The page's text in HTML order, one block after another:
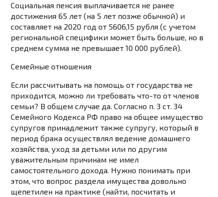
Социальная пенсия выплачивается не ранее
достижения 65 лет (на 5 лет позже обычной) и
составляет на 2020 год от 5606,15 рубля (с учетом
региональной специфики может быть больше, но в
среднем сумма не превышает 10 000 рублей).
Семейные отношения
Если рассчитывать на помощь от государства не
приходится, можно ли требовать что-то от членов
семьи? В общем случае да. Согласно п. 3 ст. 34
Семейного Кодекса РФ право на общее имущество
супругов принадлежит также супругу, который в
период брака осуществлял ведение домашнего
хозяйства, уход за детьми или по другим
уважительным причинам не имел
самостоятельного дохода. Нужно понимать при
этом, что вопрос раздела имущества довольно
щепетилен на практике (найти, посчитать и